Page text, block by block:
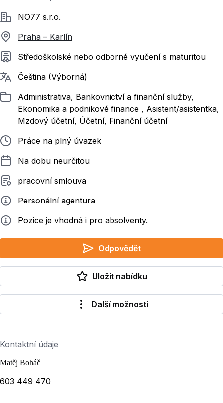
SpolečnostNO77 s.r.o.
Praha – Karlín
Požadované vzdělání
Středoškolské nebo odborné vyučení s maturitou
Požadované jazyky
Čeština (Výborná)
ZařazenoAdministrativa, Bankovnictví a finanční služby,
Ekonomika a podnikové finance , Asistent/asistentka,
Mzdový účetní, Účetní, Finanční účetní
Typ pracovního poměru
Práce na plný úvazek
Délka pracovního poměru
Na dobu neurčitou
Typ smluvního vztahu
pracovní smlouva
ZadavatelPersonální agentura
Info Pozice je vhodná i pro absolventy.
Odpovědět
Uložit nabídku
Další možnosti
Kontaktní údaje
Matěj Boháč
603 449 470